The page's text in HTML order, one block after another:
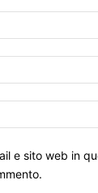
e sito web in